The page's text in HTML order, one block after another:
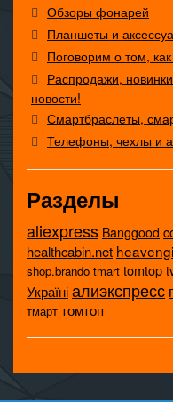
Обзоры фонарей
Планшеты и
Поговорим о том,
Распродажи,
новости!
Смартбраслеты,
Телефоны, чехлы и
Разделы
aliexpress Banggood
healthcabin.net
shop.brando tmart tomtop
Україніалиэкспресс
тмарт томтоп